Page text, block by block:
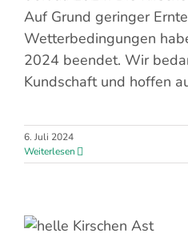
Auf Grund geringer
Wetterbedingungen
2024 beendet. Wir
Kundschaft und hoffen
6. Juli 2024
Weiterlesen